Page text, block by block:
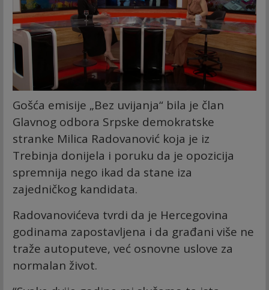
Gošća emisije „Bez uvijanja“ bila je član
Glavnog odbora Srpske demokratske
stranke Milica Radovanović koja je iz
Trebinja donijela i poruku da je opozicija
spremnija nego ikad da stane iza
zajedničkog kandidata.
Radovanovićeva tvrdi da je Hercegovina
godinama zapostavljena i da građani više ne
traže autoputeve, već osnovne uslove za
normalan život.